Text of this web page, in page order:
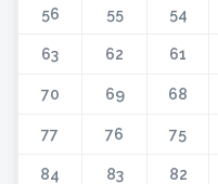
54
55
56
61
62
63
68
69
70
75
76
77
82
83
84